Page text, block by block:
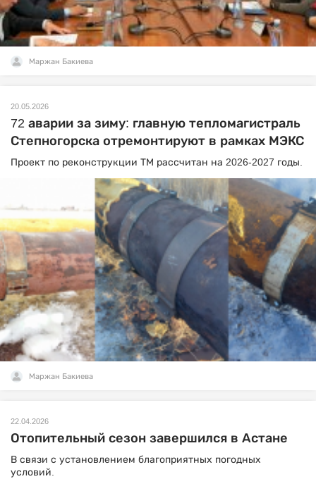
Маржан Бакиева
20.05.2026
72 аварии за зиму: главную тепломагистраль
Степногорска отремонтируют в рамках МЭКС
Проект по реконструкции ТМ рассчитан на 2026-2027 годы.
Маржан Бакиева
22.04.2026
Отопительный сезон завершился в Астане
В связи с установлением благоприятных погодных
условий.